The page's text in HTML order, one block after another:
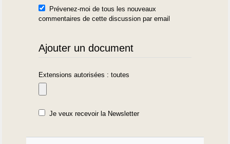
Prévenez-moi de tous les nouveaux
commentaires de cette discussion par email
Ajouter un document
Extensions autorisées : toutes
Je veux recevoir la Newsletter